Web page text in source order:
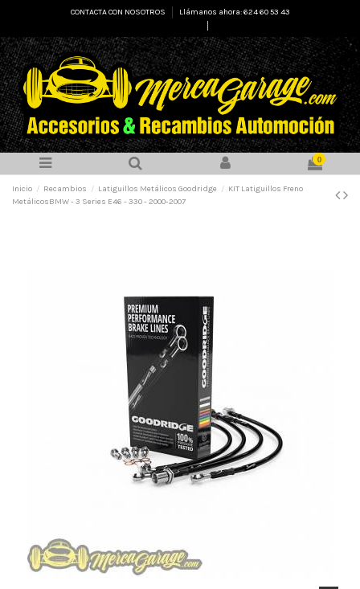
CONTACTA CON NOSOTROS
Llámanos ahora: 624 60 53 43
0
Inicio Recambios Latiguillos Metálicos Goodridge
KIT Latiguillos Freno
MetálicosBMW - 3 Series E46 - 330 - 2000-2007